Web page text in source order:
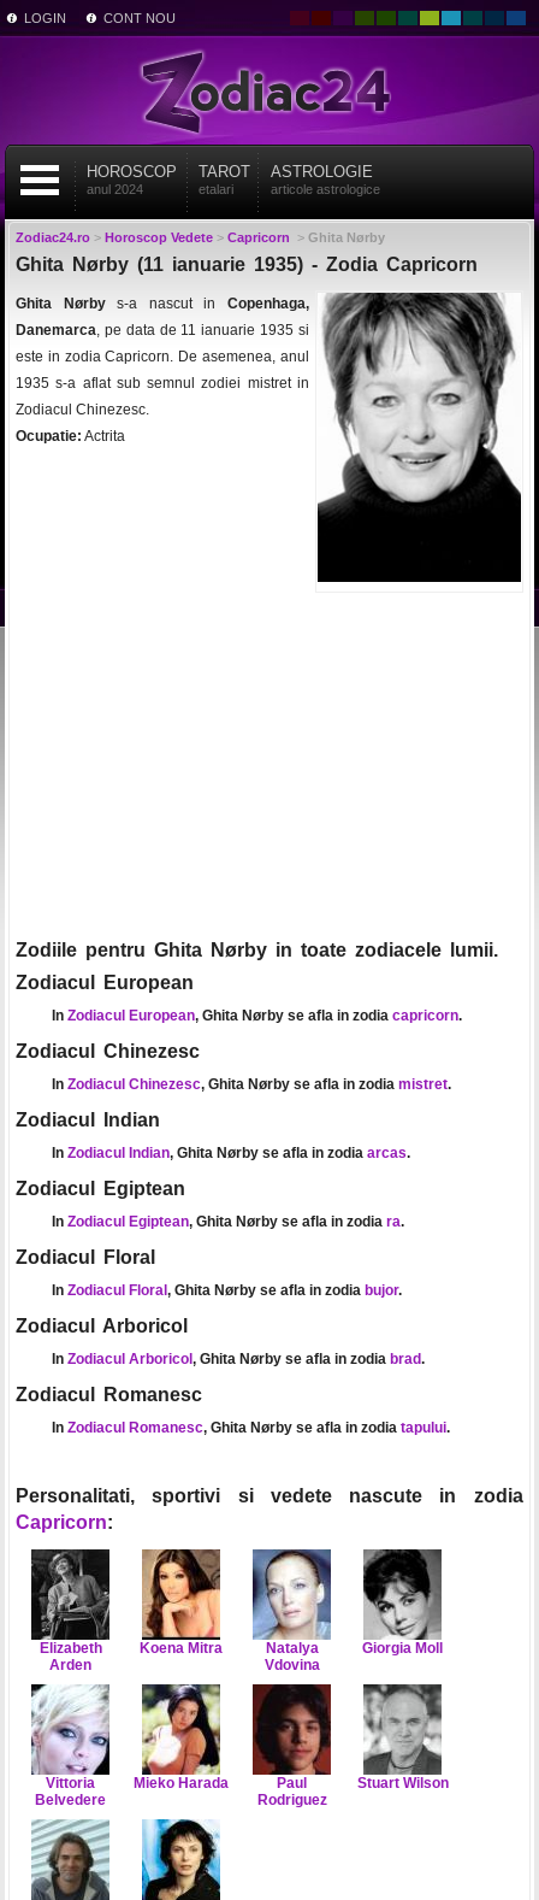
LOGIN CONT NOU
HOROSCOP
anul 2024
TAROT
etalari
ASTROLOGIE
articole astrologice
Zodiac24.ro> Horoscop Vedete> Capricorn > Ghita Nørby
Ghita Nørby (11 ianuarie 1935) - Zodia Capricorn
Ghita Nørbys-a nascut in Copenhaga,
Danemarca, pe data de 11 ianuarie 1935 si
este in zodia Capricorn. De asemenea, anul
1935 s-a aflat sub semnul zodiei mistret in
Zodiacul Chinezesc.
Ocupatie: Actrita
Zodiile pentru Ghita Nørby in toate zodiacele lumii.
Zodiacul European
In Zodiacul European, Ghita Nørby se afla in zodia capricorn.
Zodiacul Chinezesc
In Zodiacul Chinezesc, Ghita Nørby se afla in zodia mistret.
Zodiacul Indian
In Zodiacul Indian, Ghita Nørby se afla in zodia arcas.
Zodiacul Egiptean
In Zodiacul Egiptean, Ghita Nørby se afla in zodia ra.
Zodiacul Floral
In Zodiacul Floral , Ghita Nørby se afla in zodia bujor.
Zodiacul Arboricol
In Zodiacul Arboricol , Ghita Nørby se afla in zodia brad.
Zodiacul Romanesc
In Zodiacul Romanesc, Ghita Nørby se afla in zodia tapului.
Personalitati, sportivi si vedete nascute in zodia
Capricorn:
Elizabeth
Arden
Koena Mitra
Natalya
Vdovina
Giorgia Moll
Vittoria
Belvedere
Mieko Harada
Paul
Rodriguez
Stuart Wilson